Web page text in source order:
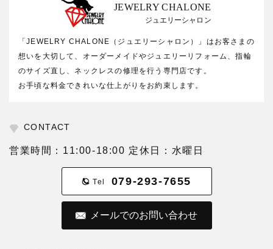
JEWELRY CHALONE
ジュエリーシャロン
「JEWELRY CHALONE（ジュエリーシャロン）」はお客さまの
想いを大切して、オーダーメイドやジュエリーリフォーム、指輪
のサイズ直し、ネックレスの修理を行う専門店です。
お手頃な料金できれいな仕上がりをお約束します。
CONTACT
営業時間：11:00-18:00 定休日：水曜日
Tel 079-293-7655
メールでのお問い合わせ